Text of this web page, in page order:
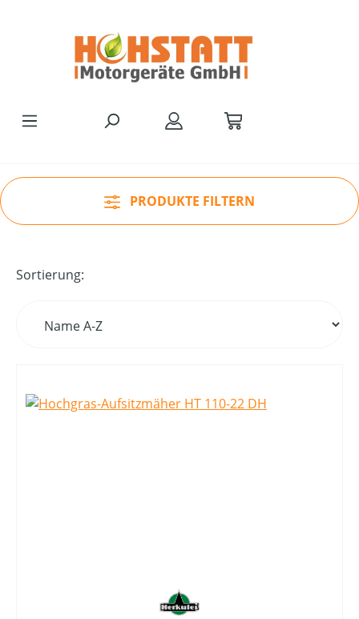
PRODUKTE FILTERN
Sortierung: